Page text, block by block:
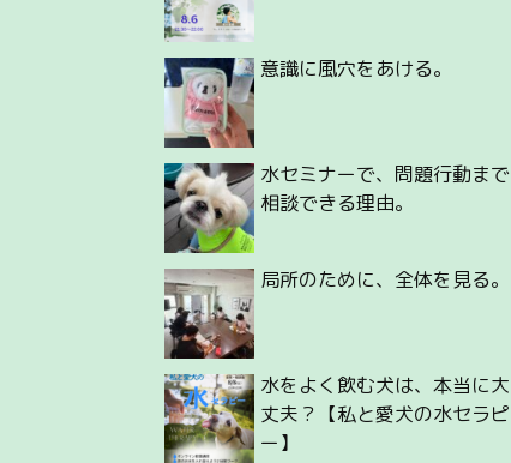
意識に風穴をあける。
水セミナーで、問題行動まで
相談できる理由。
局所のために、全体を見る。
水をよく飲む犬は、本当に大
丈夫？【私と愛犬の水セラピ
ー】